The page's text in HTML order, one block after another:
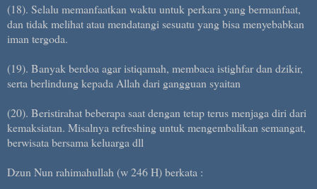
(18). Selalu memanfaatkan waktu untuk perkara yang bermanfaat,
dan tidak melihat atau mendatangi sesuatu yang bisa menyebabkan
iman tergoda.
(19). Banyak berdoa agar istiqamah, membaca istighfar dan dzikir,
serta berlindung kepada Allah dari gangguan syaitan
(20). Beristirahat beberapa saat dengan tetap terus menjaga diri dari
kemaksiatan. Misalnya refreshing untuk mengembalikan semangat,
berwisata bersama keluarga dll
Dzun Nun rahimahullah (w 246 H) berkata :